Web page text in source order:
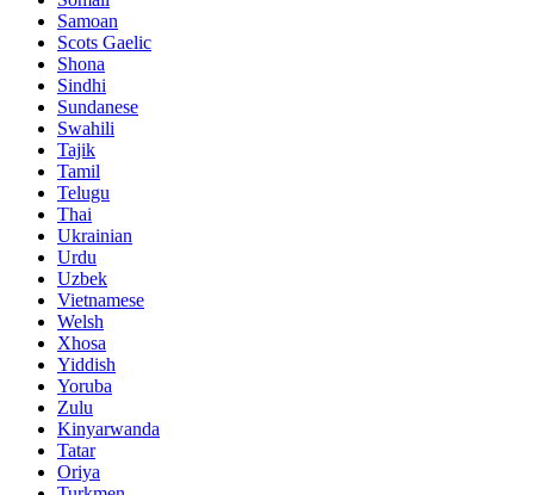
Samoan
Scots Gaelic
Shona
Sindhi
Sundanese
Swahili
Tajik
Tamil
Telugu
Thai
Ukrainian
Urdu
Uzbek
Vietnamese
Welsh
Xhosa
Yiddish
Yoruba
Zulu
Kinyarwanda
Tatar
Oriya